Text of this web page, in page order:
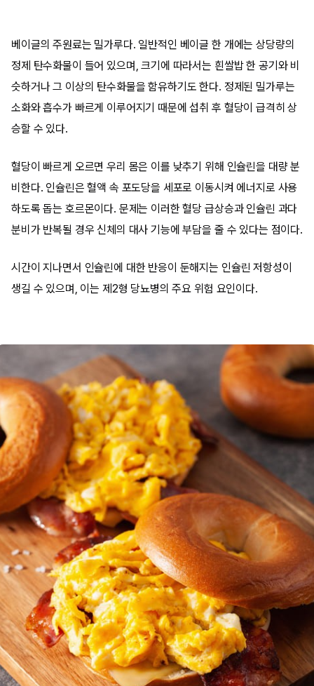
베이글의 주원료는 밀가루다. 일반적인 베이글 한 개에는 상당량의
정제 탄수화물이 들어 있으며, 크기에 따라서는 흰쌀밥 한 공기와 비
슷하거나 그 이상의 탄수화물을 함유하기도 한다. 정제된 밀가루는
소화와 흡수가 빠르게 이루어지기 때문에 섭취 후 혈당이 급격히 상
승할 수 있다.
혈당이 빠르게 오르면 우리 몸은 이를 낮추기 위해 인슐린을 대량 분
비한다. 인슐린은 혈액 속 포도당을 세포로 이동시켜 에너지로 사용
하도록 돕는 호르몬이다. 문제는 이러한 혈당 급상승과 인슐린 과다
분비가 반복될 경우 신체의 대사 기능에 부담을 줄 수 있다는 점이다.
시간이 지나면서 인슐린에 대한 반응이 둔해지는 인슐린 저항성이
생길 수 있으며, 이는 제2형 당뇨병의 주요 위험 요인이다.